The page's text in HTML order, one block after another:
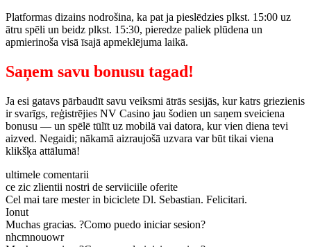
Platformas dizains nodrošina, ka pat ja pieslēdzies plkst. 15:00 uz
ātru spēli un beidz plkst. 15:30, pieredze paliek plūdena un
apmierinoša visā īsajā apmeklējuma laikā.
Saņem savu bonusu tagad!
Ja esi gatavs pārbaudīt savu veiksmi ātrās sesijās, kur katrs griezienis
ir svarīgs, reģistrējies NV Casino jau šodien un saņem sveiciena
bonusu — un spēlē tūlīt uz mobilā vai datora, kur vien diena tevi
aizved. Negaidi; nākamā aizraujošā uzvara var būt tikai viena
klikšķa attālumā!
ultimele comentarii
ce zic zlientii nostri de serviiciile oferite
Cel mai tare mester in biciclete Dl. Sebastian. Felicitari.
Ionut
Muchas gracias. ?Como puedo iniciar sesion?
nhcmnouowr